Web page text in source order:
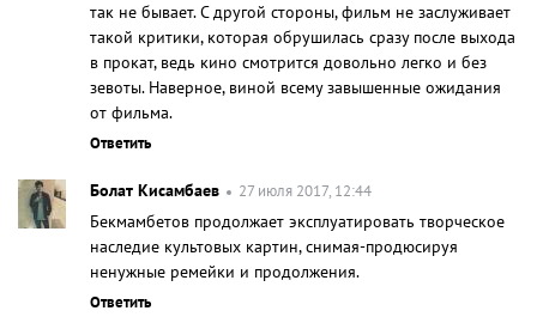
так не бывает. С другой стороны, фильм не заслуживает
такой критики, которая обрушилась сразу после выхода
в прокат, ведь кино смотрится довольно легко и без
зевоты. Наверное, виной всему завышенные ожидания
от фильма.
Ответить
Болат Кисамбаев 27 июля 2017, 12:44
Бекмамбетов продолжает эксплуатировать творческое
наследие культовых картин, снимая-продюсируя
ненужные ремейки и продолжения.
Ответить